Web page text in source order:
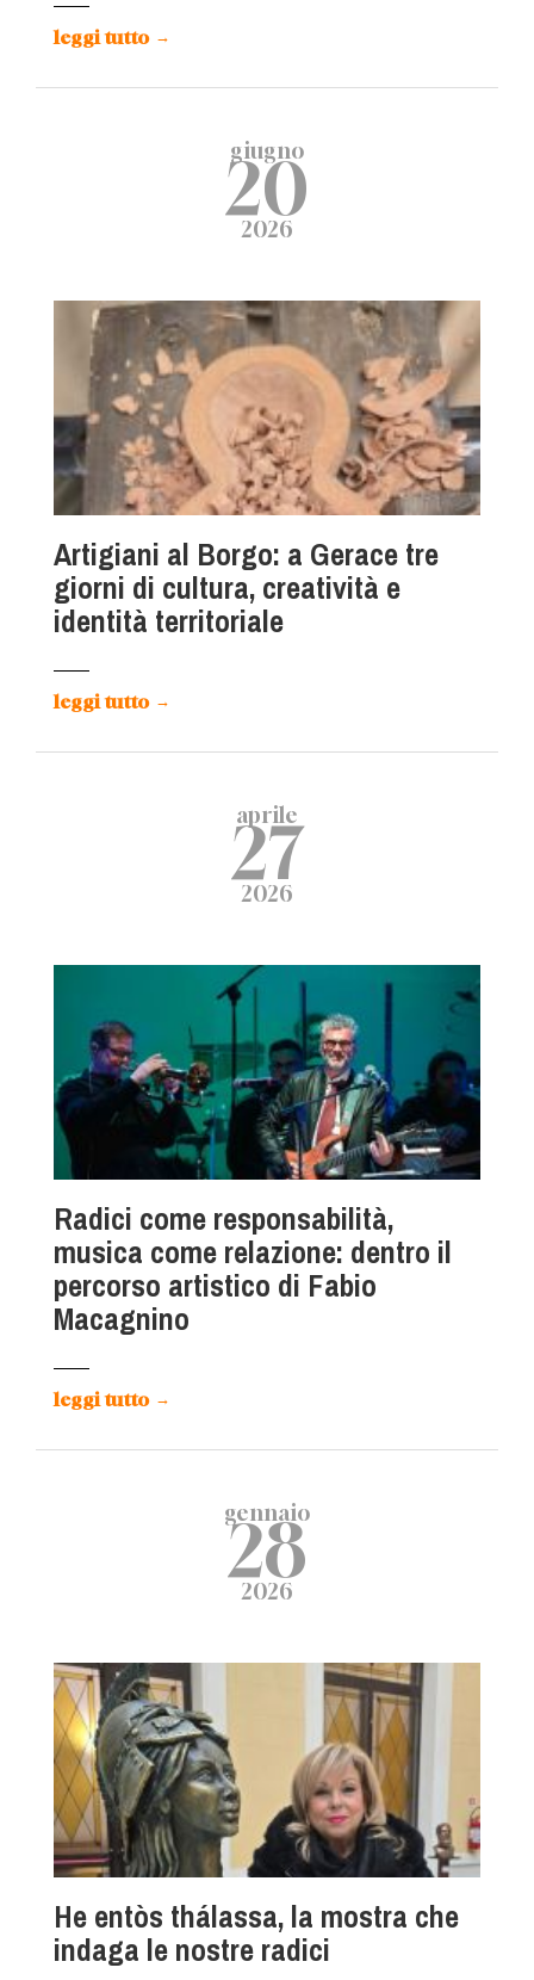
leggi tutto →
giugno
20
2026
Artigiani al Borgo: a Gerace tre
giorni di cultura, creatività e
identità territoriale
leggi tutto →
aprile
27
2026
Radici come responsabilità,
musica come relazione: dentro il
percorso artistico di Fabio
Macagnino
leggi tutto →
gennaio
28
2026
He entòs thálassa, la mostra che
indaga le nostre radici